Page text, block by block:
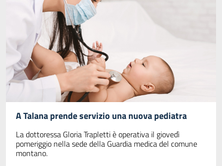
A Talana prende servizio una nuova pediatra
La dottoressa Gloria Trapletti è operativa il giovedì
pomeriggio nella sede della Guardia medica del comune
montano.